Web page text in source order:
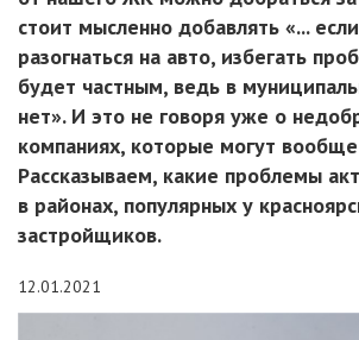
стоит мысленно добавлять «...
разогнаться на авто, избегать
будет частным, ведь в
нет». И это не говоря уже о
компаниях, которые могут
Рассказываем, какие проблемы
в районах, популярных у
застройщиков.
12.01.2021